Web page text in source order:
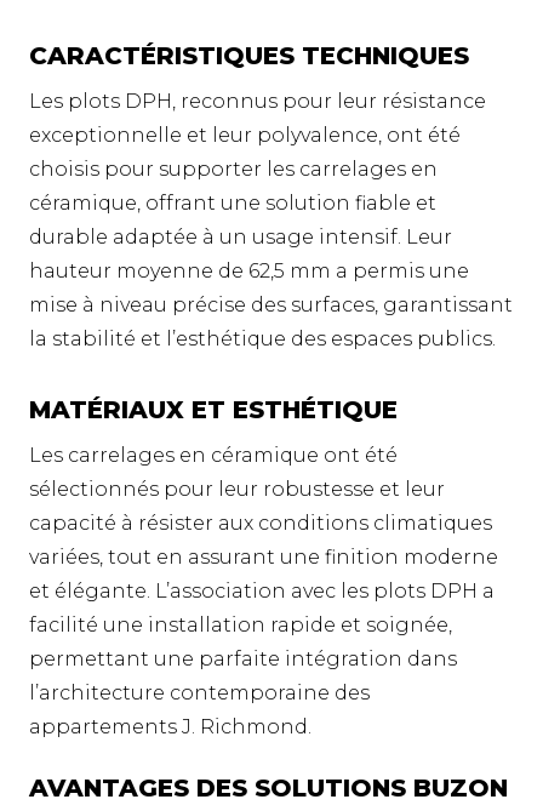
CARACTÉRISTIQUES TECHNIQUES
Les plots DPH, reconnus pour leur résistance
exceptionnelle et leur polyvalence, ont été
choisis pour supporter les carrelages en
céramique, offrant une solution fiable et
durable adaptée à un usage intensif. Leur
hauteur moyenne de 62,5 mm a permis une
mise à niveau précise des surfaces, garantissant
la stabilité et l’esthétique des espaces publics.
MATÉRIAUX ET ESTHÉTIQUE
Les carrelages en céramique ont été
sélectionnés pour leur robustesse et leur
capacité à résister aux conditions climatiques
variées, tout en assurant une finition moderne
et élégante. L’association avec les plots DPH a
facilité une installation rapide et soignée,
permettant une parfaite intégration dans
l’architecture contemporaine des
appartements J. Richmond.
AVANTAGES DES SOLUTIONS BUZON